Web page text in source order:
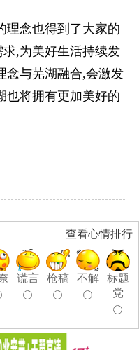
理念也得到了大家的
,为美好生活持续发
念与芜湖融合,会激发
也将拥有更加美好的
查看心情排行
谎言 枪稿 不解
标题
党